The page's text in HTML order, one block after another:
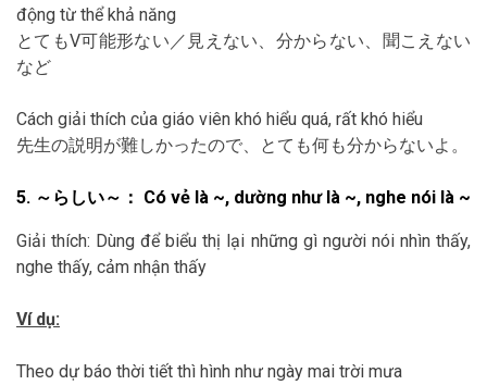
động từ thể khả năng
とてもV可能形ない／見えない、分からない、聞こえない
など
Cách giải thích của giáo viên khó hiểu quá, rất khó hiểu
先生の説明が難しかったので、とても何も分からないよ。
5. ～らしい～： Có vẻ là ~, dường như là ~, nghe nói là ~
Giải thích: Dùng để biểu thị lại những gì người nói nhìn thấy,
nghe thấy, cảm nhận thấy
Ví dụ:
Theo dự báo thời tiết thì hình như ngày mai trời mưa